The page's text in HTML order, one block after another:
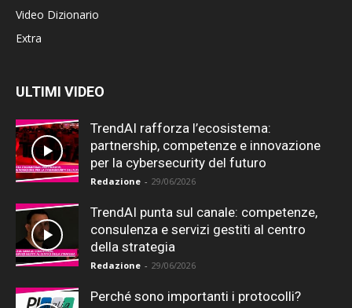
Video Dizionario
Extra
ULTIMI VIDEO
TrendAI rafforza l’ecosistema:
partnership, competenze e innovazione
per la cybersecurity del futuro
Redazione - 29/06/2026
TrendAI punta sul canale: competenze,
consulenza e servizi gestiti al centro
della strategia
Redazione - 29/06/2026
Perché sono importanti i protocolli?